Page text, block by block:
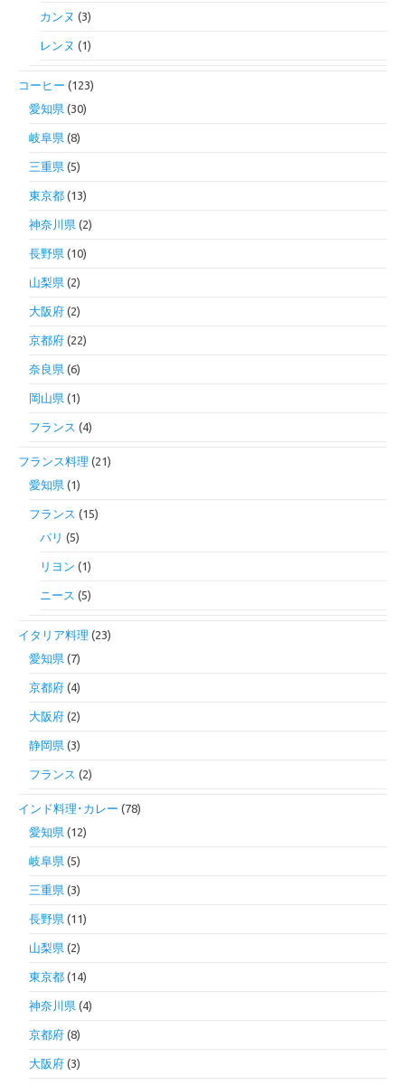
カンヌ (3)
レンヌ (1)
コーヒー (123)
愛知県 (30)
岐阜県 (8)
三重県 (5)
東京都 (13)
神奈川県 (2)
長野県 (10)
山梨県 (2)
大阪府 (2)
京都府 (22)
奈良県 (6)
岡山県 (1)
フランス (4)
フランス料理 (21)
愛知県 (1)
フランス (15)
パリ (5)
リヨン (1)
ニース (5)
イタリア料理 (23)
愛知県 (7)
京都府 (4)
大阪府 (2)
静岡県 (3)
フランス (2)
インド料理･カレー (78)
愛知県 (12)
岐阜県 (5)
三重県 (3)
長野県 (11)
山梨県 (2)
東京都 (14)
神奈川県 (4)
京都府 (8)
大阪府 (3)